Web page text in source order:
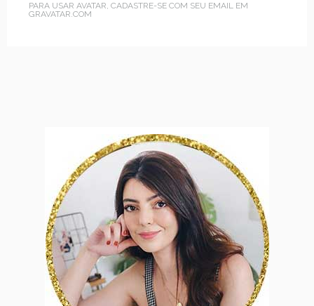
PARA USAR AVATAR, CADASTRE-SE COM SEU EMAIL EM
GRAVATAR.COM